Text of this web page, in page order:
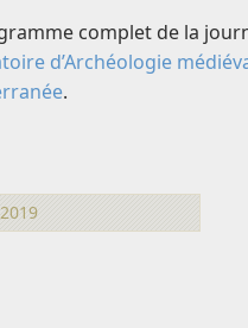
complet de la
d’Archéologie
.